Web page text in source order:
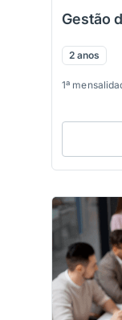
Gestão
2 anos
1ª